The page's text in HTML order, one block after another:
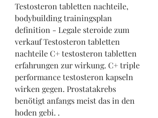
Testosteron tabletten nachteile,
bodybuilding trainingsplan
definition - Legale steroide zum
verkauf Testosteron tabletten
nachteile C+ testosteron tabletten
erfahrungen zur wirkung. C+ triple
performance testosteron kapseln
wirken gegen. Prostatakrebs
benötigt anfangs meist das in den
hoden gebi. .